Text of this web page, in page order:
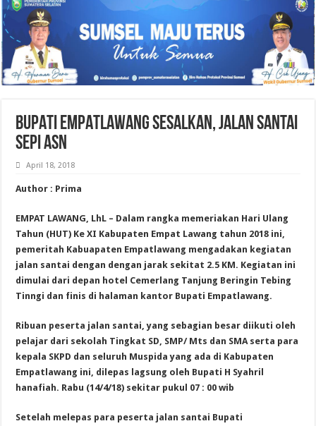
BUPATI EMPATLAWANG SESALKAN, JALAN SANTAI
SEPI ASN
April 18, 2018
Author : Prima
EMPAT LAWANG, LhL – Dalam rangka memeriakan Hari Ulang
Tahun (HUT) Ke XI Kabupaten Empat Lawang tahun 2018 ini,
pemeritah Kabuapaten Empatlawang mengadakan kegiatan
jalan santai dengan dengan jarak sekitat 2.5 KM. Kegiatan ini
dimulai dari depan hotel Cemerlang Tanjung Beringin Tebing
Tinngi dan finis di halaman kantor Bupati Empatlawang.
Ribuan peserta jalan santai, yang sebagian besar diikuti oleh
pelajar dari sekolah Tingkat SD, SMP/ Mts dan SMA serta para
kepala SKPD dan seluruh Muspida yang ada di Kabupaten
Empatlawang ini, dilepas lagsung oleh Bupati H Syahril
hanafiah. Rabu (14/4/18) sekitar pukul 07 : 00 wib
Setelah melepas para peserta jalan santai Bupati